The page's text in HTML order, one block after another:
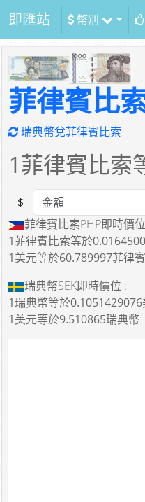
即匯站 幣別
菲律賓比
瑞典幣兌菲律賓比索
1菲律賓比索
Amount
$
菲律賓比索PHP即時價
1菲律賓比索等於
1美元等於60.789997菲律
瑞典幣SEK即時價位 :
1瑞典幣等於
1美元等於9.510865瑞典幣